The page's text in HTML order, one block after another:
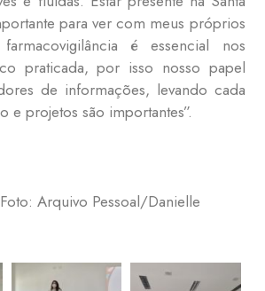
para ver com meus próprios
é essencial nos
praticada, por isso nosso papel
de informações, levando cada
e projetos são importantes”.
Arquivo Pessoal/Danielle